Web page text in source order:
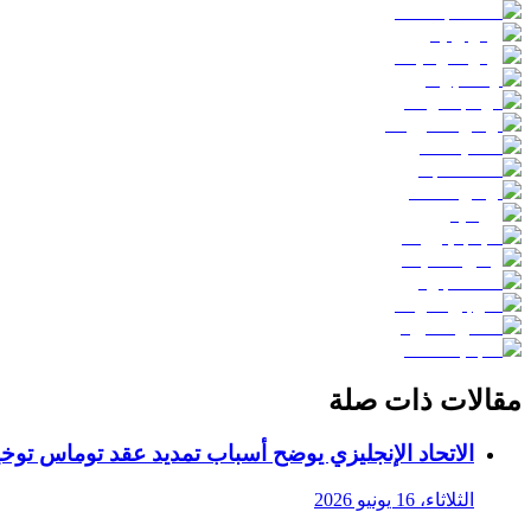
مقالات ذات صلة
الاتحاد الإنجليزي يوضح أسباب تمديد عقد توماس
الثلاثاء، 16 يونيو 2026